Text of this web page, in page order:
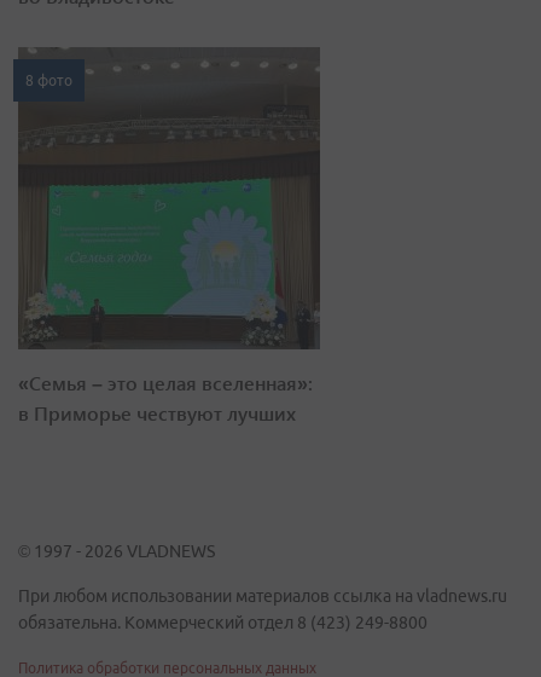
8 фото
«Семья – это целая вселенная»:
в Приморье чествуют лучших
© 1997 - 2026 VLADNEWS
При любом использовании материалов ссылка на vladnews.ru
обязательна. Коммерческий отдел 8 (423) 249-8800
Политика обработки персональных данных